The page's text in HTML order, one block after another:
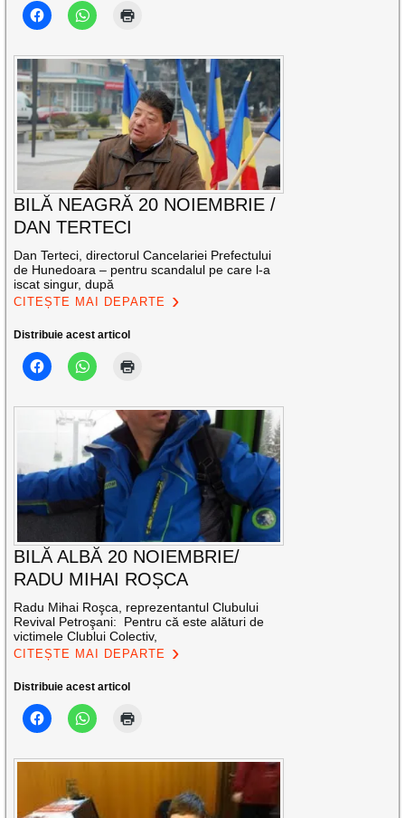
BILĂ NEAGRĂ 20 NOIEMBRIE /
DAN TERTECI
Dan Terteci, directorul Cancelariei Prefectului
de Hunedoara – pentru scandalul pe care l-a
iscat singur, după
CITEȘTE MAI DEPARTE
Distribuie acest articol
BILĂ ALBĂ 20 NOIEMBRIE/
RADU MIHAI ROȘCA
Radu Mihai Roşca, reprezentantul Clubului
Revival Petroşani: Pentru că este alături de
victimele Clublui Colectiv,
CITEȘTE MAI DEPARTE
Distribuie acest articol